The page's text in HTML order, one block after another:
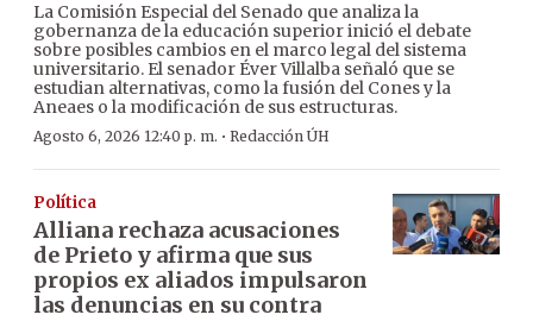
La Comisión Especial del Senado que analiza la
gobernanza de la educación superior inició el debate
sobre posibles cambios en el marco legal del sistema
universitario. El senador Éver Villalba señaló que se
estudian alternativas, como la fusión del Cones y la
Aneaes o la modificación de sus estructuras.
Agosto 6, 2026 12:40 p. m. · Redacción ÚH
Política
Alliana rechaza acusaciones
de Prieto y afirma que sus
propios ex aliados impulsaron
las denuncias en su contra